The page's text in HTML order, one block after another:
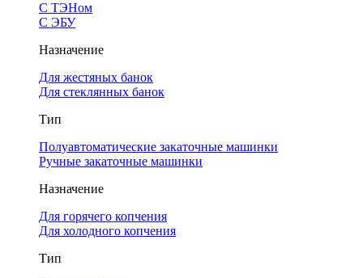
С ТЭНом
С ЭБУ
Назначение
Для жестяных банок
Для стеклянных банок
Тип
Полуавтоматические закаточные машинки
Ручные закаточные машинки
Назначение
Для горячего копчения
Для холодного копчения
Тип